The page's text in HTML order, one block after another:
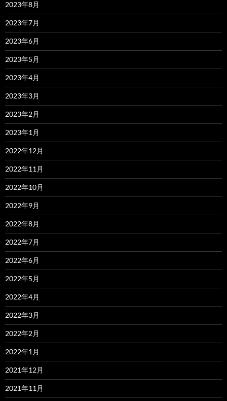
2023年8月
2023年7月
2023年6月
2023年5月
2023年4月
2023年3月
2023年2月
2023年1月
2022年12月
2022年11月
2022年10月
2022年9月
2022年8月
2022年7月
2022年6月
2022年5月
2022年4月
2022年3月
2022年2月
2022年1月
2021年12月
2021年11月